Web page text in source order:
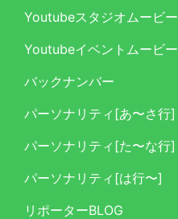
Youtubeスタジオムービー
Youtubeイベントムービー
バックナンバー
パーソナリティ[あ〜さ行]
パーソナリティ[た〜な行]
パーソナリティ[は行〜]
リポーターBLOG